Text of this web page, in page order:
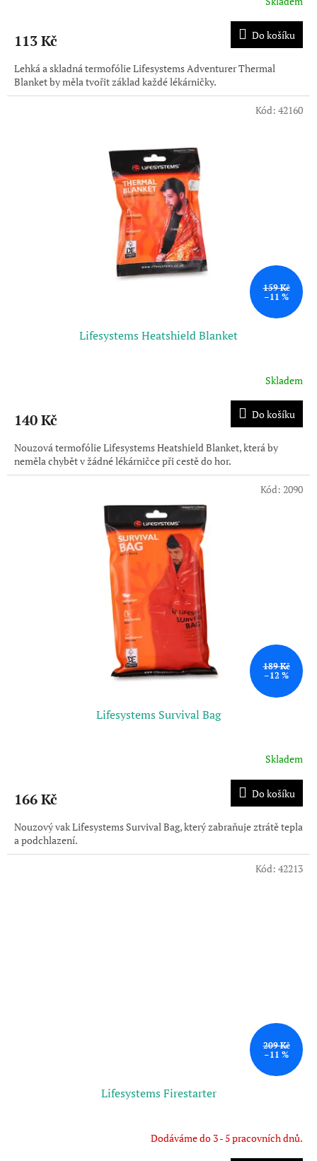
113 Kč Do košíku
Lehká a skladná termofólie Lifesystems Adventurer Thermal
Blanket by měla tvořit základ každé lékárničky.
159 Kč
–11 %
Lifesystems Heatshield Blanket
Skladem
140 Kč Do košíku
Nouzová termofólie Lifesystems Heatshield Blanket, která by
neměla chybět v žádné lékárničce při cestě do hor.
Kód: 42160
189 Kč
–12 %
Lifesystems Survival Bag
Skladem
166 Kč Do košíku
Nouzový vak Lifesystems Survival Bag, který zabraňuje ztrátě tepla
a podchlazení.
Kód: 2090
209 Kč
–11 %
Lifesystems Firestarter
Dodáváme do 3 - 5 pracovních dnů.
Kód: 42213